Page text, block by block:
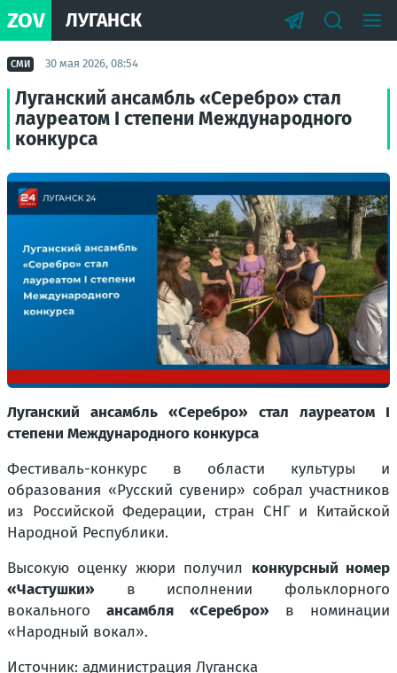
ZOV ЛУГАНСК
СМИ 30 мая 2026, 08:54
Луганский ансамбль «Серебро» стал
лауреатом I степени Международного
конкурса
Луганский ансамбль «Серебро» стал лауреатом I
степени Международного конкурса
Фестиваль-конкурс в области культуры и
образования «Русский сувенир» собрал участников
из Российской Федерации, стран СНГ и Китайской
Народной Республики.
Высокую оценку жюри получил конкурсный номер
«Частушки» в исполнении фольклорного
вокальногоансамбля «Серебро» в номинации
«Народный вокал».
Источник: администрация Луганска